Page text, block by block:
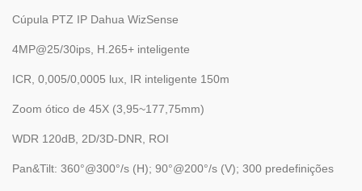
Cúpula PTZ IP Dahua WizSense
4MP@25/30ips, H.265+ inteligente
ICR, 0,005/0,0005 lux, IR inteligente 150m
Zoom ótico de 45X (3,95~177,75mm)
WDR 120dB, 2D/3D-DNR, ROI
Pan&Tilt: 360°@300°/s (H); 90°@200°/s (V); 300 predefinições